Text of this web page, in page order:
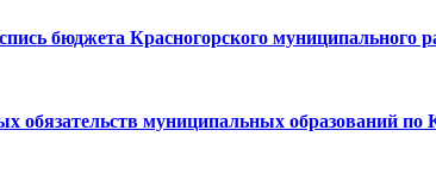
бюджета Красногорского муниципального
обязательств муниципальных образований по